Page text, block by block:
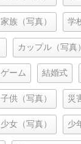
家族（写真） 学
カップル（写真）
ゲーム 結婚式
子供（写真） 災
少女（写真） 少